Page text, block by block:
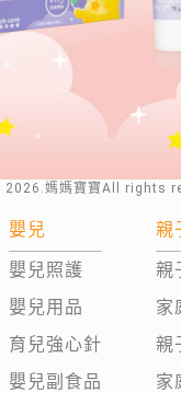
2026 .媽媽寶寶All rights
嬰兒
嬰兒照護
嬰兒用品
育兒強心針
嬰兒副食品
親
親
家
親
家